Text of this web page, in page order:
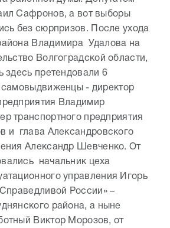
Сафронов, а вот выборы
без сюрпризов. После ухода
Владимира Удалова на
Волгоградской области,
здесь претендовали 6
самовыдвиженцы - директор
Владимир
транспортного предприятия
и глава Александровского
Александр Шевченко. От
начальник цеха
управления Игорь
России» –
района, а ныне
Виктор Морозов, от